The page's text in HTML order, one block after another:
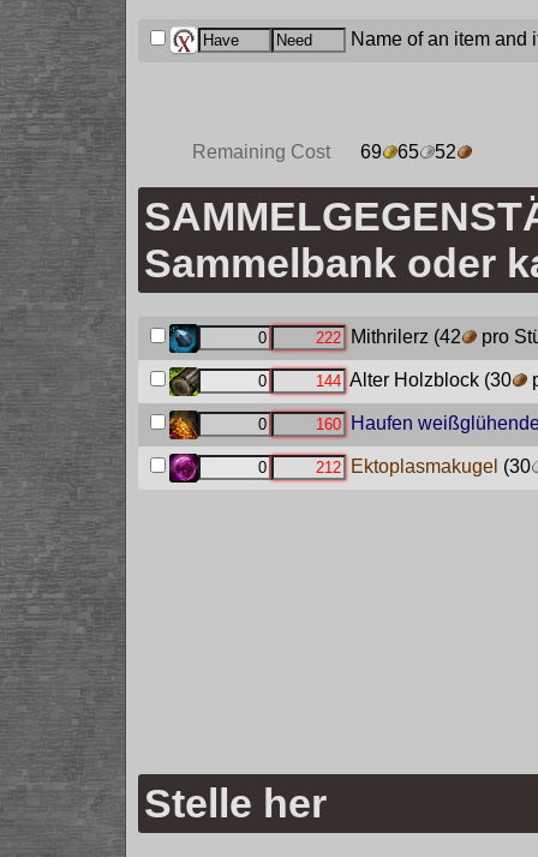
Name of an item and
Remaining Cost 69 65 52
Sammelbank oder
Mithrilerz (42 pro
Alter Holzblock(30
Haufen
Ektoplasmakugel (30
Stelle her